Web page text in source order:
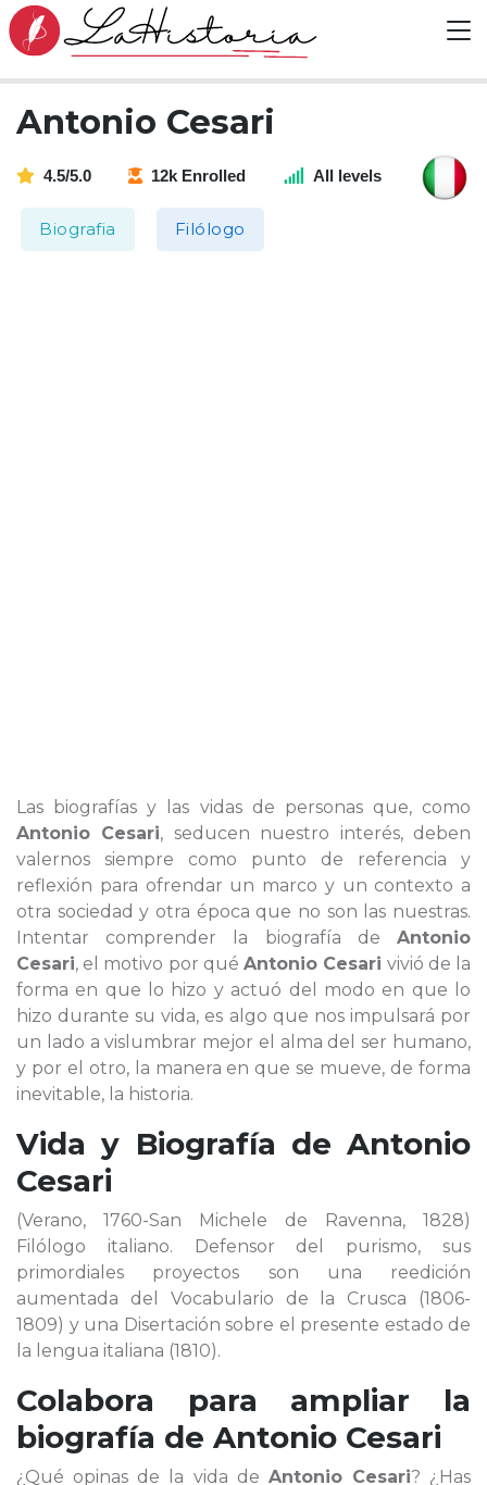
Antonio Cesari
4.5/5.0 12k Enrolled All levels
Biografia Filólogo
Las biografías y las vidas de personas que, como
Antonio Cesari, seducen nuestro interés, deben
valernos siempre como punto de referencia y
reflexión para ofrendar un marco y un contexto a
otra sociedad y otra época que no son las nuestras.
Intentar comprender la biografía de Antonio
Cesari, el motivo por quéAntonio Cesari vivió de la
forma en que lo hizo y actuó del modo en que lo
hizo durante su vida, es algo que nos impulsará por
un lado a vislumbrar mejor el alma del ser humano,
y por el otro, la manera en que se mueve, de forma
inevitable, la historia.
Vida y Biografía de Antonio
Cesari
(Verano, 1760-San Michele de Ravenna, 1828)
Filólogo italiano. Defensor del purismo, sus
primordiales proyectos son una reedición
aumentada del Vocabulario de la Crusca (1806-
1809) y una Disertación sobre el presente estado de
la lengua italiana (1810).
Colabora para ampliar la
biografía de Antonio Cesari
¿Qué opinas de la vida de Antonio Cesari? ¿Has